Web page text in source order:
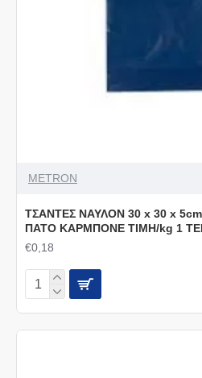
METRON
ΤΣΑΝΤΕΣ ΝΑΥΛΟΝ 30 x 30 x
ΠΑΤΟ ΚΑΡΜΠΟΝΕ ΤΙΜΗ/kg 1
€0,18